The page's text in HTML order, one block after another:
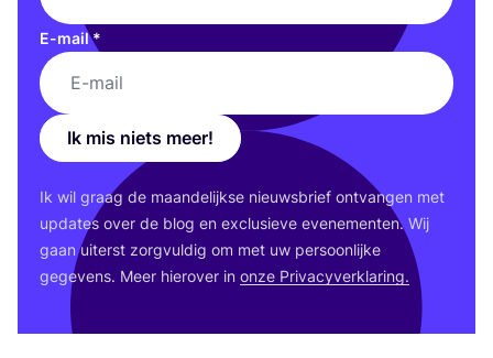
E-mail*
Ik mis niets meer!
Ik wil graag de maan­de­lijk­se nieuws­brief ont­van­gen met
upda­tes over de blog en exclu­sie­ve eve­ne­men­ten. Wij
gaan uiterst zorg­vul­dig om met uw per­soon­lij­ke
gege­vens. Meer hier­over in onze Pri­va­cy­ver­kla­ring.